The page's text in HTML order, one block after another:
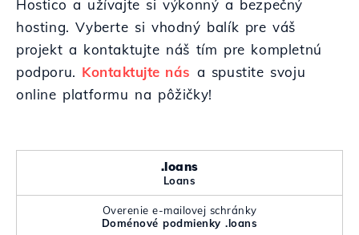
Hostico a užívajte si výkonný a bezpečný
hosting. Vyberte si vhodný balík pre váš
projekt a kontaktujte náš tím pre kompletnú
podporu. Kontaktujte nás a spustite svoju
online platformu na pôžičky!
.loans
Loans
Overenie e-mailovej schránky
Doménové podmienky .loans